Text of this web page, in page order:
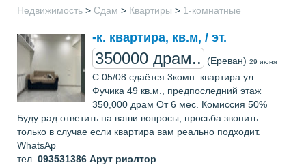
Недвижимость > Сдам > Квартиры > 1-комнатные
-к. квартира, кв.м, / эт.
350000 драм.. (Ереван) 29 июня
С 05/08 сдаётся 3комн. квартира ул.
Фучика 49 кв.м., предпоследний этаж
350,000 драм От 6 мес. Комиссия 50%
Буду рад ответить на ваши вопросы, просьба звонить
только в случае если квартира вам реально подходит.
WhatsAp
тел. 093531386 Арут риэлтор